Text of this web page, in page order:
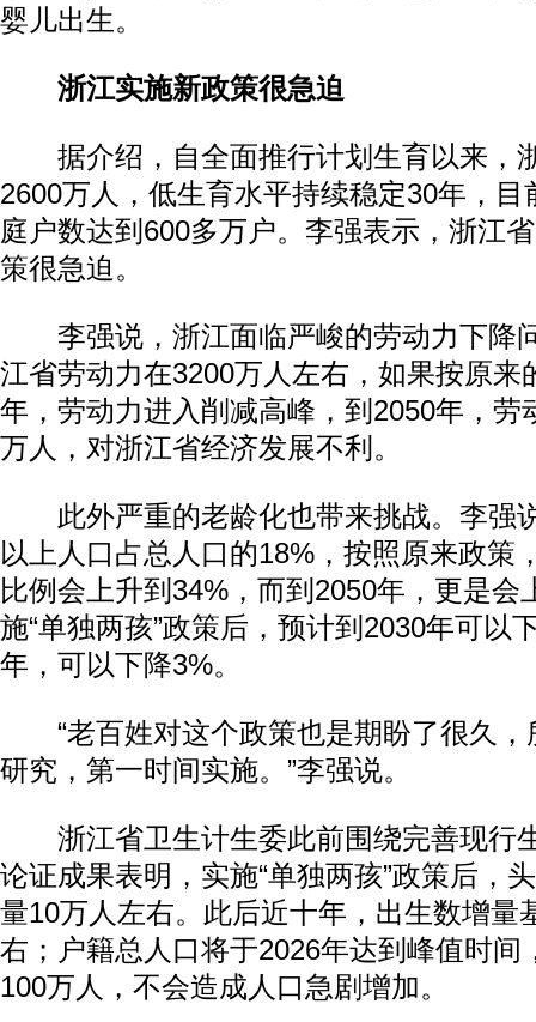
婴儿出生。
浙江实施新政策很急迫
据介绍，自全面推行计划生育以来，
2600万人，低生育水平持续稳定30年，目
庭户数达到600多万户。李强表示，浙江
策很急迫。
李强说，浙江面临严峻的劳动力下降
江省劳动力在3200万人左右，如果按原来
年，劳动力进入削减高峰，到2050年，劳
万人，对浙江省经济发展不利。
此外严重的老龄化也带来挑战。李强
以上人口占总人口的18%，按照原来政策
比例会上升到34%，而到2050年，更是会
施“单独两孩”政策后，预计到2030年可以
年，可以下降3%。
“老百姓对这个政策也是期盼了很久，
研究，第一时间实施。”李强说。
浙江省卫生计生委此前围绕完善现行
论证成果表明，实施“单独两孩”政策后，
量10万人左右。此后近十年，出生数增量
右；户籍总人口将于2026年达到峰值时间
100万人，不会造成人口急剧增加。